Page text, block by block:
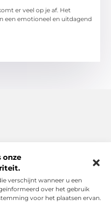
onze
verschijnt wanneer u een
over het gebruik
voor het plaatsen ervan.
er veel op je af. Het
een emotioneel en uitdagend
leven verrijken.
en artikelen die je inspireren,
elke dag, voor iedereen.